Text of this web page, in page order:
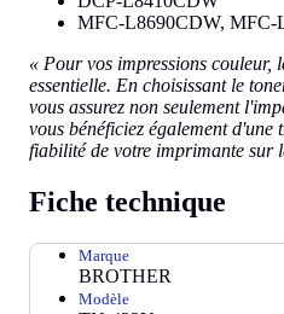
MFC-L8690CDW, MFC-
« Pour vos impressions couleur,
essentielle. En choisissant le
vous assurez non seulement
vous bénéficiez également
fiabilité de votre imprimante sur
Fiche technique
Marque
BROTHER
Modèle